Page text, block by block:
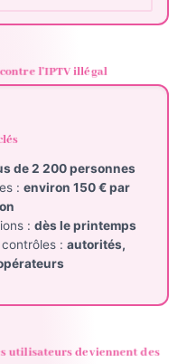
l’IPTV illégal
de 2 200 personnes
: environ 150 € par
: dès le printemps
: autorités,
utilisateurs deviennent des